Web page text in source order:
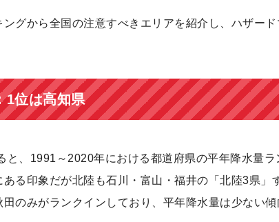
グから全国の注意すべきエリアを紹介し、ハザー
1位は高知県
、1991～2020年における都道府県の平年降水量ラ
る印象だが北陸も石川・富山・福井の「北陸3県」
のみがランクインしており、平年降水量は少ない傾